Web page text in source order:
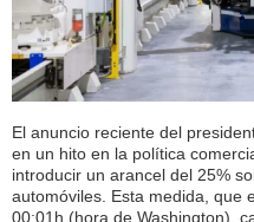
El anuncio reciente del
en un hito en la política
introducir un arancel del 25%
automóviles. Esta medida, que
00:01h (hora de Washington),